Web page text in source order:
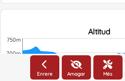
Altitud
700m
750m
Enrere Amagar Més